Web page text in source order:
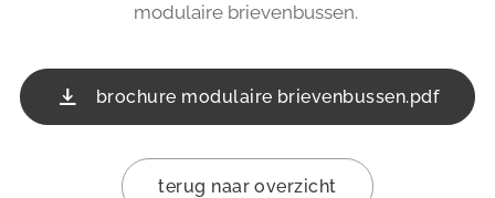
modulaire brievenbussen.
brochure modulaire brievenbussen.pdf
terug naar overzicht